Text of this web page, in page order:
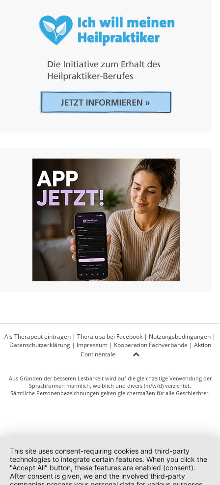
Als Therapeut eintragen | Theralupa bei Facebook | Nutzungsbedingungen |
Datenschutzerklärung| Impressum| Kooperation Fachverbände | Aktion
Continentale
Aus Gründen der besseren Lesbarkeit wird auf die gleichzeitige Verwendung der
Sprachformen männlich, weiblich und divers (m/w/d) verzichtet.
Sämtliche Personenbezeichnungen gelten gleichermaßen für alle Geschlechter.
This site uses consent-requiring cookies and third-party
technologies to integrate certain features. When you click the
"Accept All" button, these features are enabled (consent).
After consent is given, we and the involved third-party